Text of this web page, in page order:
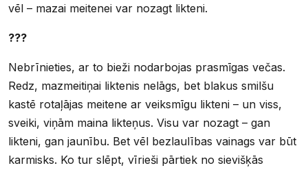
vēl – mazai meitenei var nozagt likteni.
???
Nebrīnieties, ar to bieži nodarbojas prasmīgas večas.
Redz, mazmeitiņai liktenis nelāgs, bet blakus smilšu
kastē rotaļājas meitene ar veiksmīgu likteni – un viss,
sveiki, viņām maina likteņus. Visu var nozagt – gan
likteni, gan jaunību. Bet vēl bezlaulības vainags var būt
karmisks. Ko tur slēpt, vīrieši pārtiek no sievišķās